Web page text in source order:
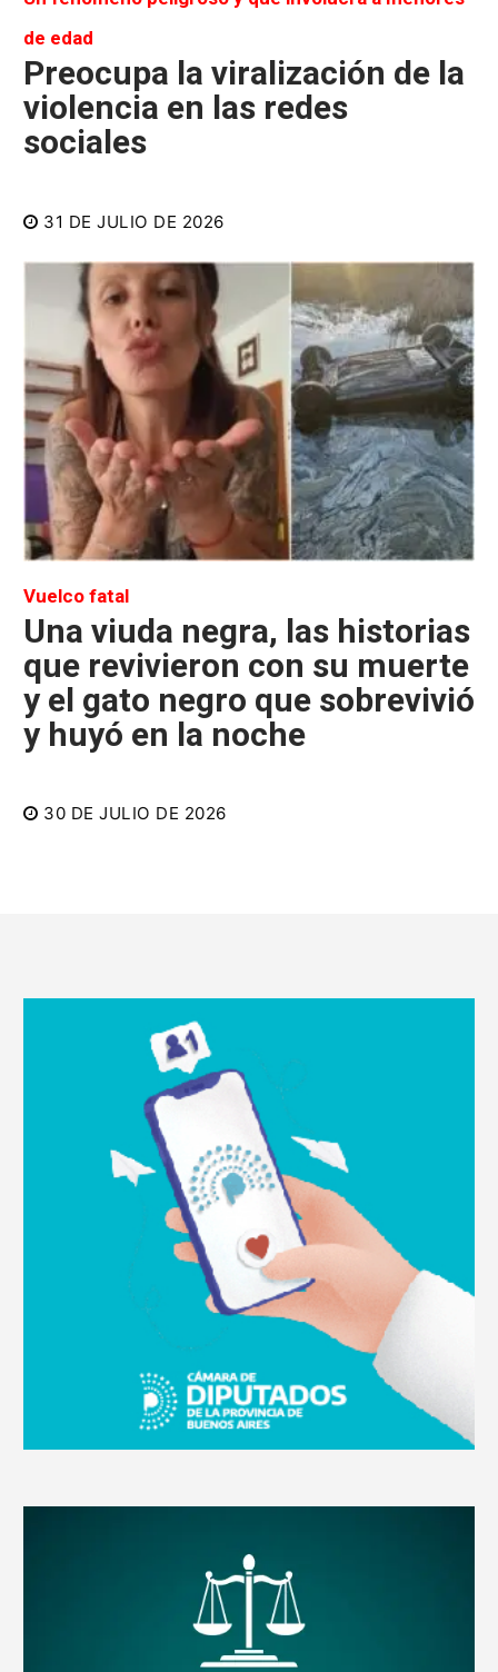
de edad
Preocupa la viralización de la
violencia en las redes
sociales
31 DE JULIO DE 2026
Vuelco fatal
Una viuda negra, las historias
que revivieron con su muerte
y el gato negro que sobrevivió
y huyó en la noche
30 DE JULIO DE 2026